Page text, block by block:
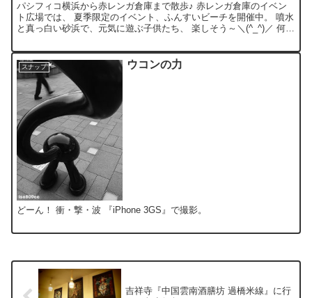
パシフィコ横浜から赤レンガ倉庫まで散歩♪ 赤レンガ倉庫のイベン
ト広場では、 夏季限定のイベント、ふんすいビーチを開催中。 噴水
と真っ白い砂浜で、元気に遊ぶ子供たち、 楽しそう～＼(^_^)／ 何故
スナップ ウコンの力
どーん！ 衝・撃・波 『iPhone 3GS』で撮影。
吉祥寺『中国雲南酒膳坊 過橋米線』に行